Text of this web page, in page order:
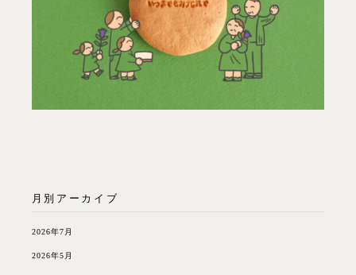
月別アーカイブ
2026年7月
2026年5月